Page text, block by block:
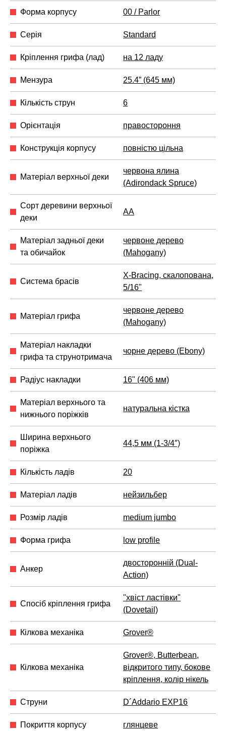
Форма корпусу 00 / Parlor
Серія Standard
Кріплення грифа (лад) на 12 ладу
Мензура 25.4” (645 мм)
Кількість струн 6
Орієнтація правостороння
Конструкція корпусу повністю цільна
Матеріал верхньої деки
червона ялина
(Adirondack Spruce)
Сорт деревини верхньої
деки
AA
Матеріал задньої деки
та обичайок
червоне дерево
(Mahogany)
Система брасів
X-Bracing, скалопована,
5/16"
Матеріал грифа
червоне дерево
(Mahogany)
Матеріал накладки
грифа та струнотримача
чорне дерево (Ebony)
Радіус накладки 16" (406 мм)
Матеріал верхнього та
нижнього поріжків
натуральна кістка
Ширина верхнього
поріжка
44,5 мм (1-3/4″)
Кількість ладів 20
Матеріал ладів нейзильбер
Розмір ладів medium jumbo
Форма грифа low profile
Анкер
двосторонній (Dual-
Action)
Спосіб кріплення грифа
"хвіст ластівки"
(Dovetail)
Кілкова механіка Grover®
Кілкова механіка
Grover®, Butterbean,
відкритого типу, бокове
кріплення, колір нікель
Струни D´Addario EXP16
Покриття корпусу глянцеве